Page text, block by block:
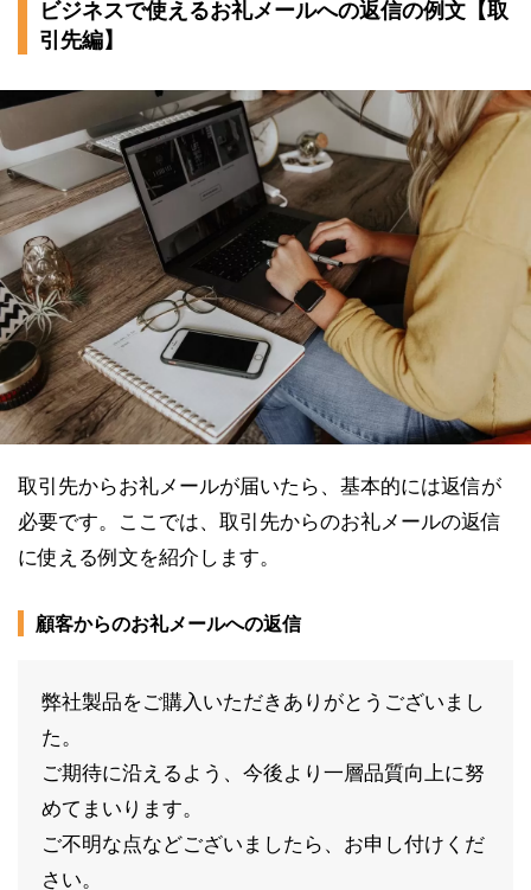
ビジネスで使えるお礼メールへの返信の例文【取
引先編】
取引先からお礼メールが届いたら、基本的には返信が
必要です。ここでは、取引先からのお礼メールの返信
に使える例文を紹介します。
顧客からのお礼メールへの返信
弊社製品をご購入いただきありがとうございまし
た。
ご期待に沿えるよう、今後より一層品質向上に努
めてまいります。
ご不明な点などございましたら、お申し付けくだ
さい。